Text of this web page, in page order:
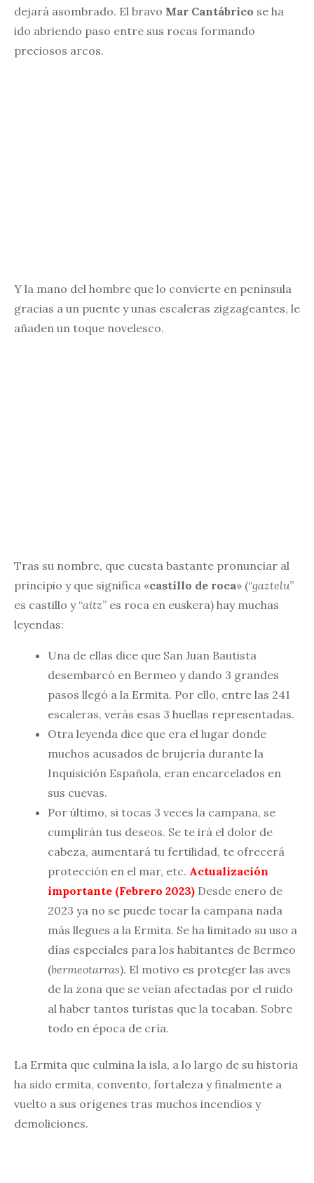
dejará asombrado. El bravo Mar Cantábrico se ha
ido abriendo paso entre sus rocas formando
preciosos arcos.
Y la mano del hombre que lo convierte en península
gracias a un puente y unas escaleras zigzageantes, le
añaden un toque novelesco.
Tras su nombre, que cuesta bastante pronunciar al
principio y que significa «castillo de roca» (“gaztelu”
es castillo y “aitz” es roca en euskera) hay muchas
leyendas:
Una de ellas dice que San Juan Bautista
desembarcó en Bermeo y dando 3 grandes
pasos llegó a la Ermita. Por ello, entre las 241
escaleras, verás esas 3 huellas representadas.
Otra leyenda dice que era el lugar donde
muchos acusados de brujería durante la
Inquisición Española, eran encarcelados en
sus cuevas.
Por último, si tocas 3 veces la campana, se
cumplirán tus deseos. Se te irá el dolor de
cabeza, aumentará tu fertilidad, te ofrecerá
protección en el mar, etc. Actualización
importante (Febrero 2023) Desde enero de
2023 ya no se puede tocar la campana nada
más llegues a la Ermita. Se ha limitado su uso a
días especiales para los habitantes de Bermeo
(bermeotarras). El motivo es proteger las aves
de la zona que se veían afectadas por el ruido
al haber tantos turistas que la tocaban. Sobre
todo en época de cría.
La Ermita que culmina la isla, a lo largo de su historia
ha sido ermita, convento, fortaleza y finalmente a
vuelto a sus orígenes tras muchos incendios y
demoliciones.